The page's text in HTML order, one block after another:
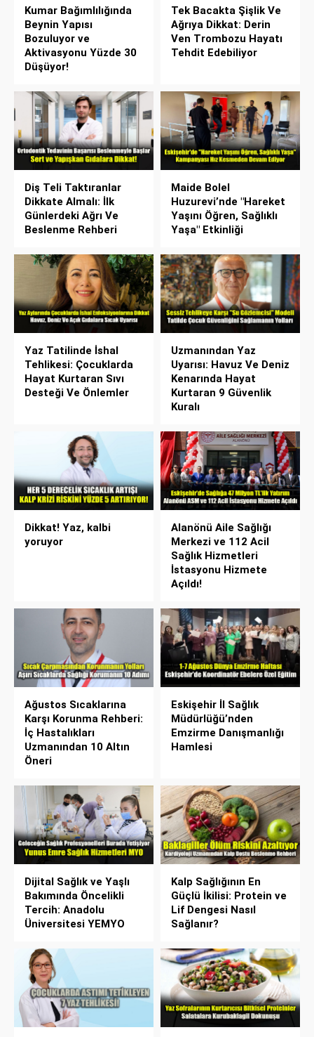
Kumar Bağımlılığında
Beynin Yapısı
Bozuluyor ve
Aktivasyonu Yüzde 30
Düşüyor!
Tek Bacakta Şişlik Ve
Ağrıya Dikkat: Derin
Ven Trombozu Hayatı
Tehdit Edebiliyor
Diş Teli Taktıranlar
Dikkate Almalı: İlk
Günlerdeki Ağrı Ve
Beslenme Rehberi
Maide Bolel
Huzurevi’nde "Hareket
Yaşını Öğren, Sağlıklı
Yaşa" Etkinliği
Yaz Tatilinde İshal
Tehlikesi: Çocuklarda
Hayat Kurtaran Sıvı
Desteği Ve Önlemler
Uzmanından Yaz
Uyarısı: Havuz Ve Deniz
Kenarında Hayat
Kurtaran 9 Güvenlik
Kuralı
Dikkat! Yaz, kalbi
yoruyor
Alanönü Aile Sağlığı
Merkezi ve 112 Acil
Sağlık Hizmetleri
İstasyonu Hizmete
Açıldı!
Ağustos Sıcaklarına
Karşı Korunma Rehberi:
İç Hastalıkları
Uzmanından 10 Altın
Öneri
Eskişehir İl Sağlık
Müdürlüğü’nden
Emzirme Danışmanlığı
Hamlesi
Dijital Sağlık ve Yaşlı
Bakımında Öncelikli
Tercih: Anadolu
Üniversitesi YEMYO
Kalp Sağlığının En
Güçlü İkilisi: Protein ve
Lif Dengesi Nasıl
Sağlanır?